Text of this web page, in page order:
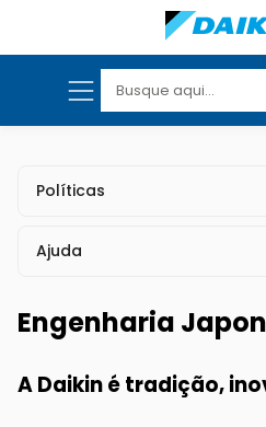
Políticas
Políticas de Troca e
Politicas de Campanhas
Políticas de Privacidade e
Ajuda
Fale Conosco
Engenharia
A Daikin é tradição,